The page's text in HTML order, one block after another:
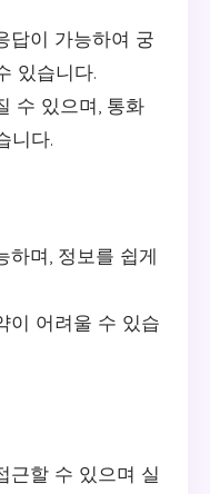
답이 가능하여 궁
있습니다.
수 있으며, 통화
니다.
하며, 정보를 쉽게
이 어려울 수 있습
근할 수 있으며 실